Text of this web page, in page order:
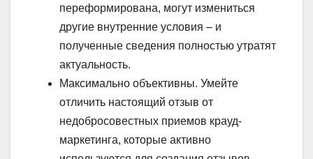
переформирована, могут измениться
другие внутренние условия – и
полученные сведения полностью утратят
актуальность.
Максимально объективны. Умейте
отличить настоящий отзыв от
недобросовестных приемов крауд-
маркетинга, которые активно